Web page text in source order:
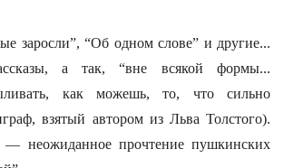
заросли”, “Об одном слове” и другие...
а так, “вне всякой формы...
как можешь, то, что сильно
взятый автором из Льва Толстого).
— неожиданное прочтение пушкинских